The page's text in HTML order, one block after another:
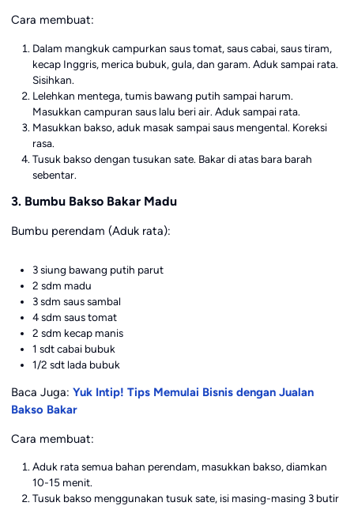
Cara membuat:
Dalam mangkuk campurkan saus tomat, saus cabai, saus tiram,
kecap Inggris, merica bubuk, gula, dan garam. Aduk sampai rata.
Sisihkan.
Lelehkan mentega, tumis bawang putih sampai harum.
Masukkan campuran saus lalu beri air. Aduk sampai rata.
Masukkan bakso, aduk masak sampai saus mengental. Koreksi
rasa.
Tusuk bakso dengan tusukan sate. Bakar di atas bara barah
sebentar.
3. Bumbu Bakso Bakar Madu
Bumbu perendam (Aduk rata):
3 siung bawang putih parut
2 sdm madu
3 sdm saus sambal
4 sdm saus tomat
2 sdm kecap manis
1 sdt cabai bubuk
1/2 sdt lada bubuk
Baca Juga: Yuk Intip! Tips Memulai Bisnis dengan Jualan
Bakso Bakar
Cara membuat:
Aduk rata semua bahan perendam, masukkan bakso, diamkan
10-15 menit.
Tusuk bakso menggunakan tusuk sate, isi masing-masing 3 butir